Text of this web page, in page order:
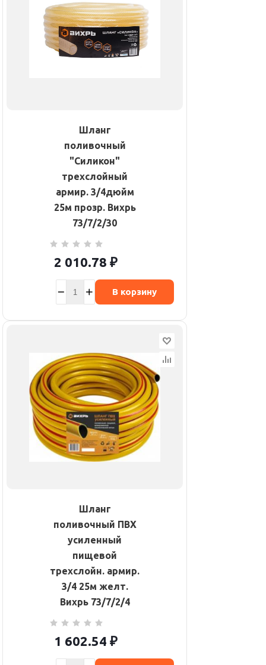
Шланг
поливочный
"Силикон"
трехслойный
армир. 3/4дюйм
25м прозр. Вихрь
73/7/2/30
2 010.78 ₽
В корзину
Шланг
поливочный ПВХ
усиленный
пищевой
трехслойн. армир.
3/4 25м желт.
Вихрь 73/7/2/4
1 602.54 ₽